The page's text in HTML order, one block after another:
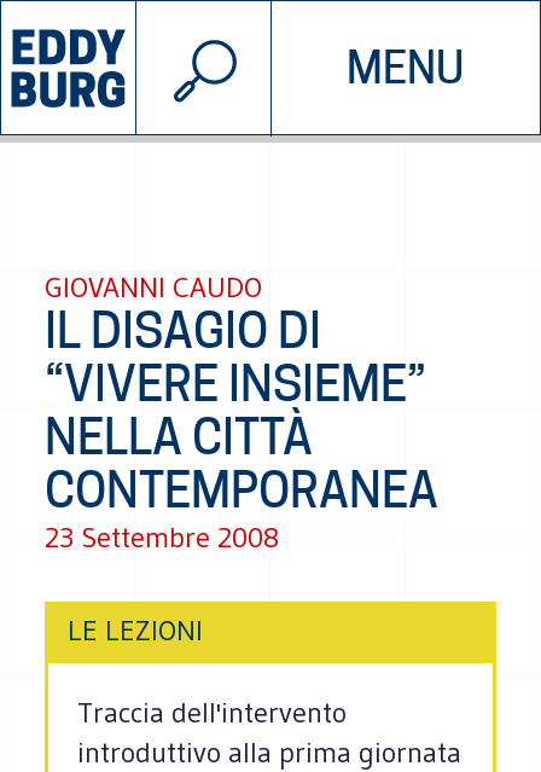
MENU
INIZIATIVE CHI SIAMO
© 2026 EDDYBURG
GIOVANNI CAUDO
IL DISAGIO DI
“VIVERE INSIEME”
NELLA CITTÀ
CONTEMPORANEA
23 Settembre 2008
LE LEZIONI
Traccia dell'intervento
introduttivo alla prima giornata